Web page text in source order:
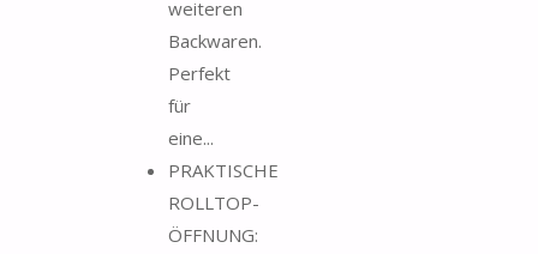
weiteren
Backwaren.
Perfekt
für
eine...
PRAKTISCHE
ROLLTOP-
ÖFFNUNG: